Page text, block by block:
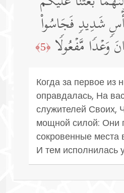
شَدِیدࣲ فَجَاسُوا۟
وَعۡدࣰا مَّفۡعُولࣰا ﴿5﴾
Когда за первое из
оправдалась, На
служителей Своих,
мощной силой: Они
сокровенные
И тем исполнилась